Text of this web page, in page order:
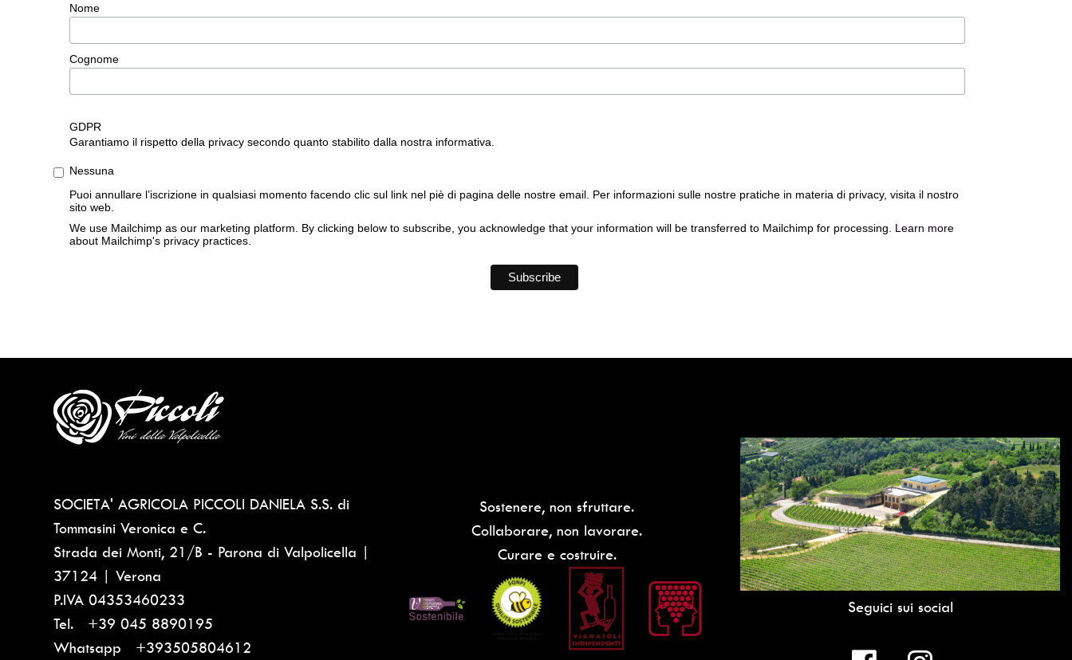
Nome
Cognome
GDPR
Garantiamo il rispetto della privacy secondo quanto stabilito dalla nostra informativa.
Nessuna
Puoi annullare l’iscrizione in qualsiasi momento facendo clic sul link nel piè di pagina delle nostre email. Per informazioni sulle nostre pratiche in materia di privacy, visita il nostro
sito web.
We use Mailchimp as our marketing platform. By clicking below to subscribe, you acknowledge that your information will be transferred to Mailchimp for processing. Learn more
about Mailchimp's privacy practices.
SOCIETA' AGRICOLA PICCOLI DANIELA S.S. di
Tommasini Veronica e C.
Strada dei Monti, 21/B - Parona di Valpolicella |
37124 | Verona
P.IVA04353460233
Tel. +39 045 8890195
Whatsapp +393505804612
Sostenere, non sfruttare.
Collaborare, non lavorare.
Curare e costruire.
Seguici sui social